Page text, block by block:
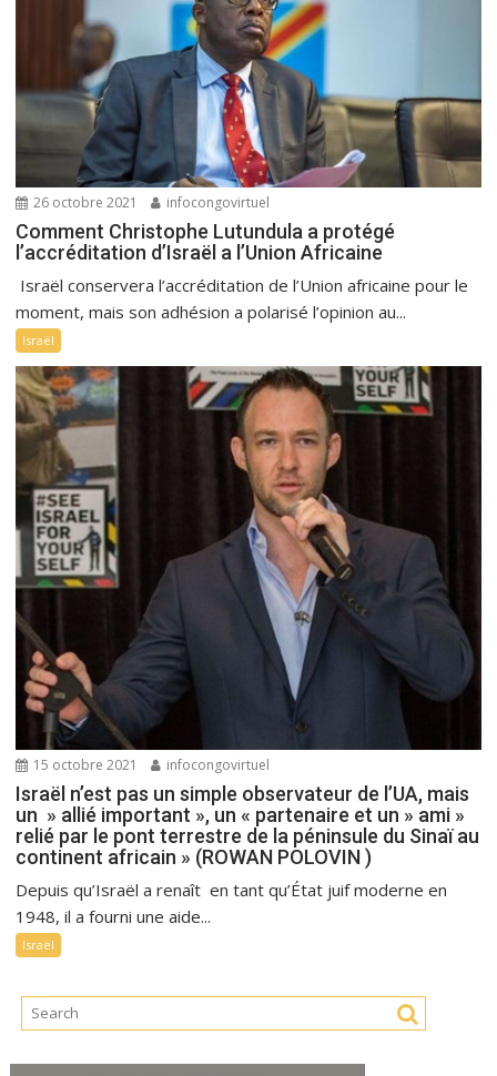
26 octobre 2021 infocongovirtuel
Comment Christophe Lutundula a protégé
l’accréditation d’Israël a l’Union Africaine
Israël conservera l’accréditation de l’Union africaine pour le
moment, mais son adhésion a polarisé l’opinion au...
Israël
15 octobre 2021 infocongovirtuel
Israël n’est pas un simple observateur de l’UA, mais
un » allié important », un « partenaire et un » ami »
relié par le pont terrestre de la péninsule du Sinaï au
continent africain » (ROWAN POLOVIN )
Depuis qu’Israël a renaît en tant qu’État juif moderne en
1948, il a fourni une aide...
Israël